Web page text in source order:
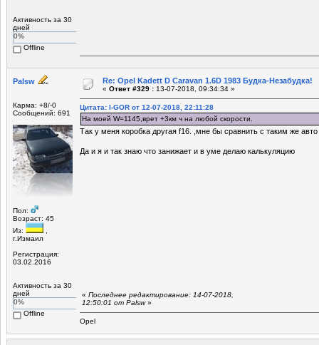
Активность за 30
дней
0%
Offline
Palsw
Карма: +8/-0
Сообщений: 691
Пол:
Возраст: 45
Из:
г.Измаил
Регистрация:
03.02.2016
Активность за 30
дней
0%
Offline
Re: Opel Kadett D Caravan 1.6D 1983 Будка-Незабудка!
« Ответ #329 : 13-07-2018, 09:34:34 »
Цитата: I-GOR от 12-07-2018, 22:11:28
На моей W=1145,врет +3км ч на любой скорости.
Так у меня коробка другая f16. ,мне бы сравнить с таким же авто
Да и я и так знаю что занижает и в уме делаю калькуляцию
« Последнее редактирование: 14-07-2018,
12:50:01 от Palsw»
Opel